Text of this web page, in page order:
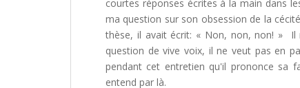
courtes réponses écrites à la main dans
ma question sur son obsession de la
thèse, il avait écrit: « Non, non, non! » Il
question de vive voix, il ne veut pas en
pendant cet entretien qu'il prononce sa
entend par là.